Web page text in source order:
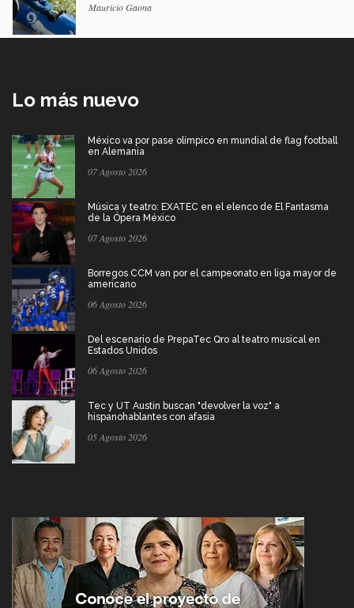
Mauricio Gaona
Lo más nuevo
México va por pase olímpico en mundial de flag football
en Alemania
07 Agosto 2026
Música y teatro: EXATEC en el elenco de El Fantasma
de la Ópera México
07 Agosto 2026
Borregos CCM van por el campeonato en liga mayor de
americano
06 Agosto 2026
Del escenario de PrepaTec Qro al teatro musical en
Estados Unidos
06 Agosto 2026
Tec y UT Austin buscan "devolver la voz" a
hispanohablantes con afasia
05 Agosto 2026